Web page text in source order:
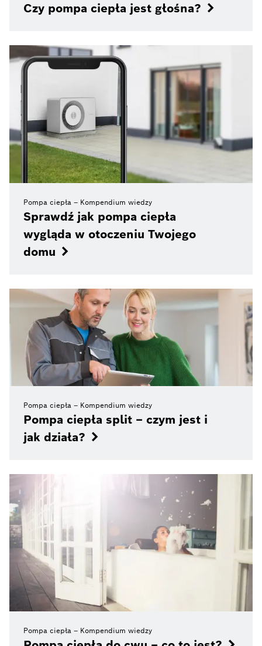
Czy pompa ciepła jest głośna?
Pompa ciepła – Kompendium wiedzy
Sprawdź jak pompa ciepła
wygląda w otoczeniu Twojego
domu
Pompa ciepła – Kompendium wiedzy
Pompa ciepła split – czym jest i
jak działa?
Pompa ciepła – Kompendium wiedzy